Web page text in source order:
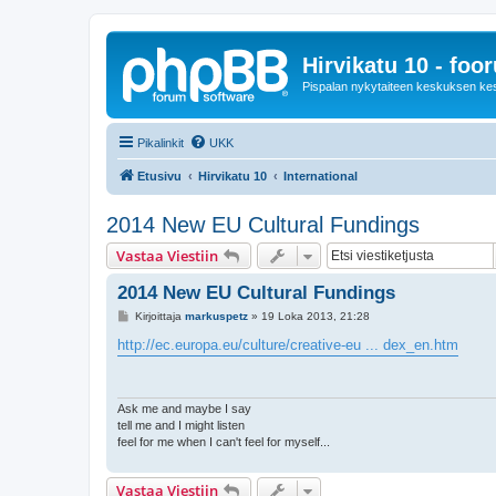
Hirvikatu 10 -
Pispalan nykytaiteen keskuksen
Pikalinkit UKK
Etusivu Hirvikatu 10 International
2014 New EU Cultural Fundings
Vastaa Viestiin
2014 New EU Cultural Fundings
V
e
s
Kirjoittaja markuspetz» 19 Loka 2013, 21:28
http://ec.europa.eu/culture/creative-eu ... dex_en.htm
Ask me and maybe I say
tell me and I might listen
feel for me when I can't feel for myself...
Vastaa Viestiin